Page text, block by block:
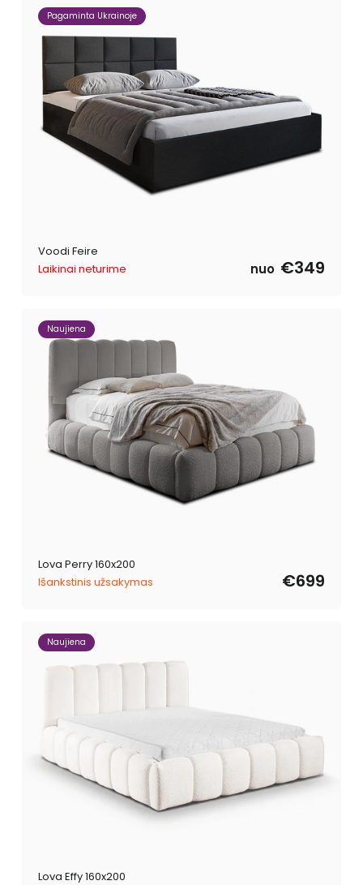
Pagaminta Ukrainoje
Voodi Feire
Laikinai neturime
nuo €349
Naujiena
Lova Perry 160x200
Išankstinis užsakymas
€699
Naujiena
Lova Effy 160x200